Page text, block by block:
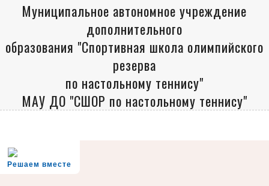
Муниципальное автономное учреждение
дополнительного
образования "Спортивная школа олимпийского
резерва
по настольному теннису"
МАУ ДО "СШОР по настольному теннису"
Решаем вместе